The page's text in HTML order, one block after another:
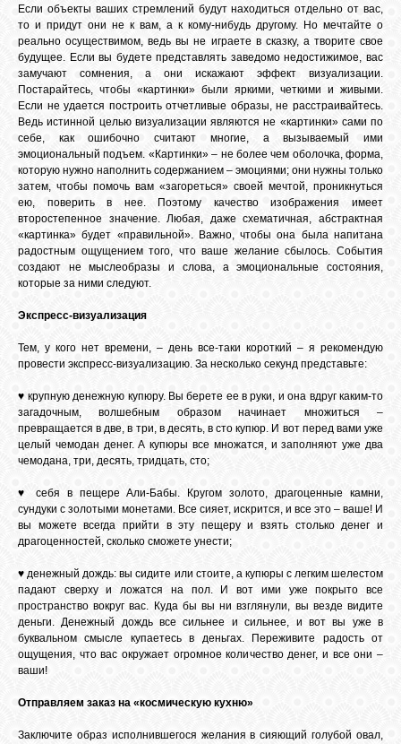
Если объекты ваших стремлений будут находиться отдельно от вас,
то и придут они не к вам, а к кому-нибудь другому. Но мечтайте о
реально осуществимом, ведь вы не играете в сказку, а творите свое
будущее. Если вы будете представлять заведомо недостижимое, вас
замучают сомнения, а они искажают эффект визуализации.
Постарайтесь, чтобы «картинки» были яркими, четкими и живыми.
Если не удается построить отчетливые образы, не расстраивайтесь.
Ведь истинной целью визуализации являются не «картинки» сами по
себе, как ошибочно считают многие, а вызываемый ими
эмоциональный подъем. «Картинки» – не более чем оболочка, форма,
которую нужно наполнить содержанием – эмоциями; они нужны только
затем, чтобы помочь вам «загореться» своей мечтой, проникнуться
ею, поверить в нее. Поэтому качество изображения имеет
второстепенное значение. Любая, даже схематичная, абстрактная
«картинка» будет «правильной». Важно, чтобы она была напитана
радостным ощущением того, что ваше желание сбылось. События
создают не мыслеобразы и слова, а эмоциональные состояния,
которые за ними следуют.
Экспресс-визуализация
Тем, у кого нет времени, – день все-таки короткий – я рекомендую
провести экспресс-визуализацию. За несколько секунд представьте:
♥ крупную денежную купюру. Вы берете ее в руки, и она вдруг каким-то
загадочным, волшебным образом начинает множиться –
превращается в две, в три, в десять, в сто купюр. И вот перед вами уже
целый чемодан денег. А купюры все множатся, и заполняют уже два
чемодана, три, десять, тридцать, сто;
♥ себя в пещере Али-Бабы. Кругом золото, драгоценные камни,
сундуки с золотыми монетами. Все сияет, искрится, и все это – ваше! И
вы можете всегда прийти в эту пещеру и взять столько денег и
драгоценностей, сколько сможете унести;
♥ денежный дождь: вы сидите или стоите, а купюры с легким шелестом
падают сверху и ложатся на пол. И вот ими уже покрыто все
пространство вокруг вас. Куда бы вы ни взглянули, вы везде видите
деньги. Денежный дождь все сильнее и сильнее, и вот вы уже в
буквальном смысле купаетесь в деньгах. Переживите радость от
ощущения, что вас окружает огромное количество денег, и все они –
ваши!
Отправляем заказ на «космическую кухню»
Заключите образ исполнившегося желания в сияющий голубой овал,